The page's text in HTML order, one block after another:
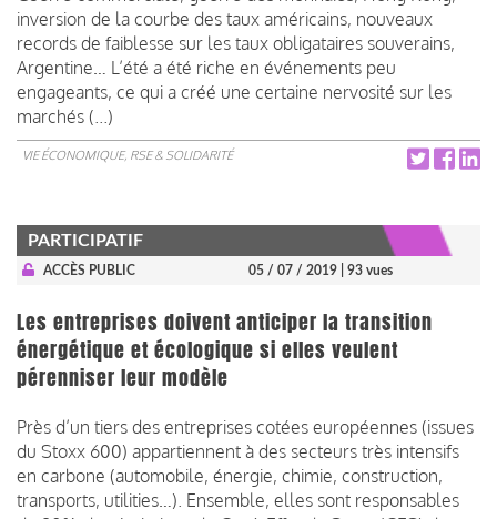
inversion de la courbe des taux américains, nouveaux
records de faiblesse sur les taux obligataires souverains,
Argentine… L’été a été riche en événements peu
engageants, ce qui a créé une certaine nervosité sur les
marchés (...)
VIE ÉCONOMIQUE, RSE & SOLIDARITÉ
PARTICIPATIF
ACCÈS PUBLIC 05 / 07 / 2019 | 93 vues
Les entreprises doivent anticiper la transition
énergétique et écologique si elles veulent
pérenniser leur modèle
Près d’un tiers des entreprises cotées européennes (issues
du Stoxx 600) appartiennent à des secteurs très intensifs
en carbone (automobile, énergie, chimie, construction,
transports, utilities…). Ensemble, elles sont responsables